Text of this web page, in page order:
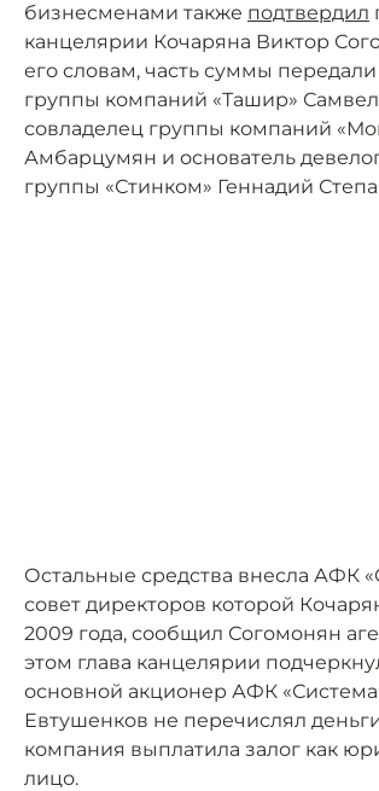
бизнесменами также подтвердил
канцелярии Кочаряна Виктор
его словам, часть суммы
группы компаний «Ташир»
совладелец группы компаний
Амбарцумян и основатель
группы «Стинком» Геннадий
Остальные средства внесла АФК
совет директоров которой
2009 года, сообщил Согомонян
этом глава канцелярии
основной акционер АФК
Евтушенков не перечислял
компания выплатила залог как
лицо.